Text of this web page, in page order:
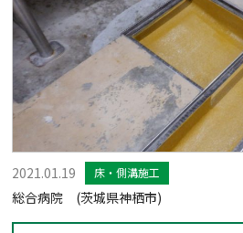
2021.01.19 床・側溝施工
総合病院 (茨城県神栖市)